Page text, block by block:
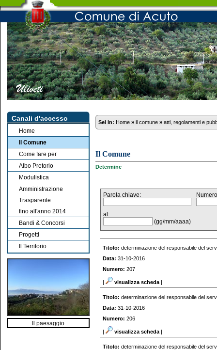
Canali d'accesso
Home
Il Comune
Come fare per
Albo Pretorio
Modulistica
Amministrazione
Trasparente
fino all'anno 2014
Bandi & Concorsi
Progetti
Il Territorio
Il paesaggio
Sei in: Home » il comune » atti, regolamenti e
Il Comune
Determine
Parola chiave:
al:
(gg/mm/aaaa)
Titolo: determinazione del responsabile del
Data: 31-10-2016
Numero: 207
| visualizza scheda |
Titolo: determinazione del responsabile del
Data: 31-10-2016
Numero: 206
| visualizza scheda |
Titolo: determinazione del responsabile del